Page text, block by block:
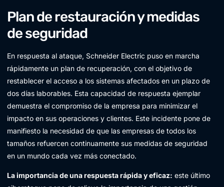
Plan de restauración y medidas
de seguridad
En respuesta al ataque, Schneider Electric puso en marcha
rápidamente un plan de recuperación, con el objetivo de
restablecer el acceso a los sistemas afectados en un plazo de
dos días laborables. Esta capacidad de respuesta ejemplar
demuestra el compromiso de la empresa para minimizar el
impacto en sus operaciones y clientes. Este incidente pone de
manifiesto la necesidad de que las empresas de todos los
tamaños refuercen continuamente sus medidas de seguridad
en un mundo cada vez más conectado.
La importancia de una respuesta rápida y eficaz: este último